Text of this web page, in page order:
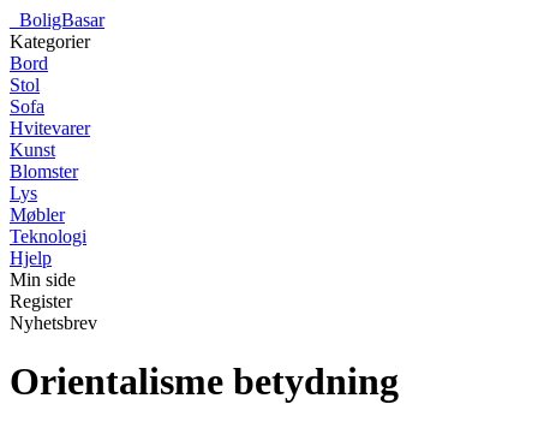
BoligBasar
Kategorier
Bord
Stol
Sofa
Hvitevarer
Kunst
Blomster
Lys
Møbler
Teknologi
Hjelp
Min side
Register
Nyhetsbrev
Orientalisme betydning